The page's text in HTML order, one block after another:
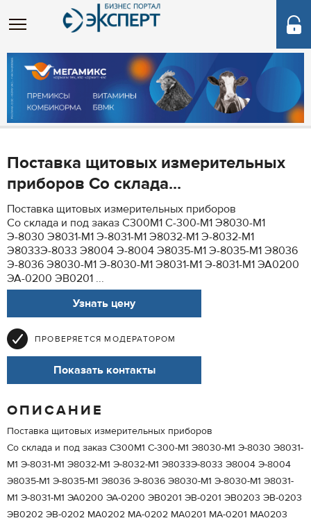
Поставка щитовых измерительных
приборов Со склада...
Поставка щитовых измерительных приборов
Со склада и под заказ С300М1 С-300-М1 Э8030-М1
Э-8030 Э8031-М1 Э-8031-М1 Э8032-М1 Э-8032-М1
Э8033Э-8033 Э8004 Э-8004 Э8035-М1 Э-8035-М1 Э8036
Э-8036 Э8030-М1 Э-8030-М1 Э8031-М1 Э-8031-М1 ЭА0200
ЭА-0200 ЭВ0201 ...
Узнать цену
ПРОВЕРЯЕТСЯ МОДЕРАТОРОМ
Показать контакты
ОПИСАНИЕ
Поставка щитовых измерительных приборов
Со склада и под заказ С300М1 С-300-М1 Э8030-М1 Э-8030 Э8031-
М1 Э-8031-М1 Э8032-М1 Э-8032-М1 Э8033Э-8033 Э8004 Э-8004
Э8035-М1 Э-8035-М1 Э8036 Э-8036 Э8030-М1 Э-8030-М1 Э8031-
М1 Э-8031-М1 ЭА0200 ЭА-0200 ЭВ0201 ЭВ-0201 ЭВ0203 ЭВ-0203
ЭВ0202 ЭВ-0202 МА0202 МА-0202 МА0201 МА-0201 МА0203